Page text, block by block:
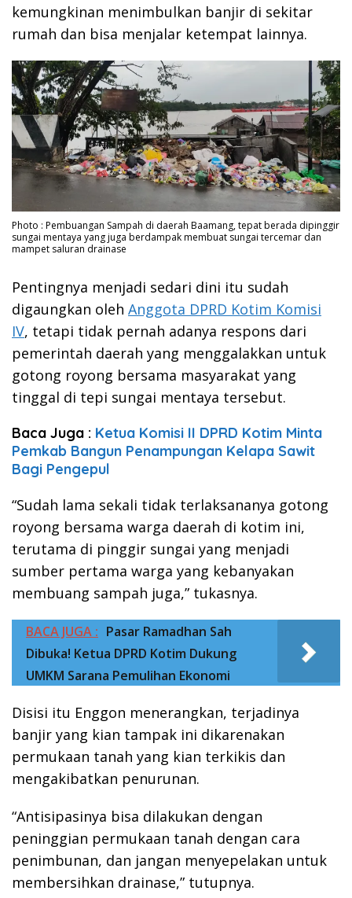
kemungkinan menimbulkan banjir di sekitar
rumah dan bisa menjalar ketempat lainnya.
Photo : Pembuangan Sampah di daerah Baamang, tepat berada dipinggir
sungai mentaya yang juga berdampak membuat sungai tercemar dan
mampet saluran drainase
Pentingnya menjadi sedari dini itu sudah
digaungkan oleh Anggota DPRD Kotim Komisi
IV, tetapi tidak pernah adanya respons dari
pemerintah daerah yang menggalakkan untuk
gotong royong bersama masyarakat yang
tinggal di tepi sungai mentaya tersebut.
Baca Juga : Ketua Komisi II DPRD Kotim Minta
Pemkab Bangun Penampungan Kelapa Sawit
Bagi Pengepul
“Sudah lama sekali tidak terlaksananya gotong
royong bersama warga daerah di kotim ini,
terutama di pinggir sungai yang menjadi
sumber pertama warga yang kebanyakan
membuang sampah juga,” tukasnya.
BACA JUGA : Pasar Ramadhan Sah
Dibuka! Ketua DPRD Kotim Dukung
UMKM Sarana Pemulihan Ekonomi
Disisi itu Enggon menerangkan, terjadinya
banjir yang kian tampak ini dikarenakan
permukaan tanah yang kian terkikis dan
mengakibatkan penurunan.
“Antisipasinya bisa dilakukan dengan
peninggian permukaan tanah dengan cara
penimbunan, dan jangan menyepelakan untuk
membersihkan drainase,” tutupnya.